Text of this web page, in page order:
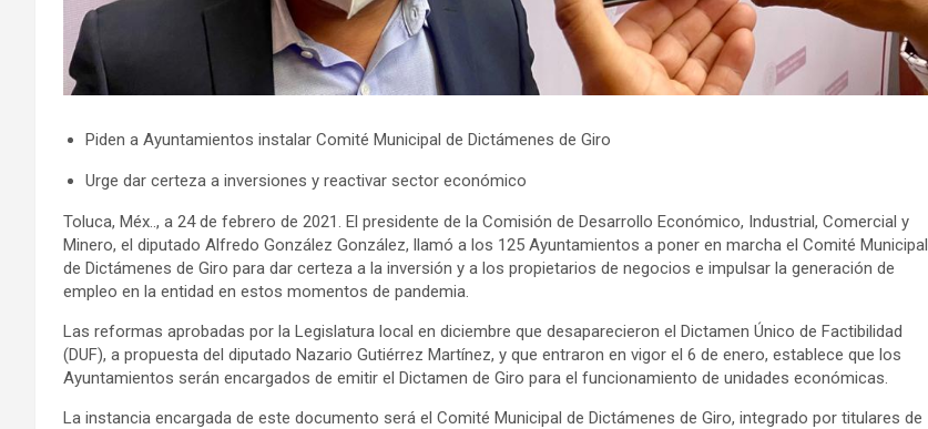
Piden a Ayuntamientos instalar Comité Municipal de Dictámenes de Giro
Urge dar certeza a inversiones y reactivar sector económico
Toluca, Méx.., a 24 de febrero de 2021. El presidente de la Comisión de Desarrollo Económico, Industrial, Comercial y
Minero, el diputado Alfredo González González, llamó a los 125 Ayuntamientos a poner en marcha el Comité Municipal
de Dictámenes de Giro para dar certeza a la inversión y a los propietarios de negocios e impulsar la generación de
empleo en la entidad en estos momentos de pandemia.
Las reformas aprobadas por la Legislatura local en diciembre que desaparecieron el Dictamen Único de Factibilidad
(DUF), a propuesta del diputado Nazario Gutiérrez Martínez, y que entraron en vigor el 6 de enero, establece que los
Ayuntamientos serán encargados de emitir el Dictamen de Giro para el funcionamiento de unidades económicas.
La instancia encargada de este documento será el Comité Municipal de Dictámenes de Giro, integrado por titulares de